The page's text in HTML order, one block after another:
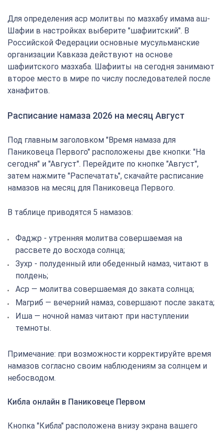
Для определения аср молитвы по мазхабу имама аш-
Шафии в настройках выберите "шафиитский". В
Российской Федерации основные мусульманские
организации Кавказа действуют на основе
шафиитского мазхаба. Шафииты на сегодня занимают
второе место в мире по числу последователей после
ханафитов.
Расписание намаза 2026 на месяц Август
Под главным заголовком "Время намаза для
Паниковеца Первого" расположены две кнопки: "На
сегодня" и "Август". Перейдите по кнопке "Август",
затем нажмите "Распечатать", скачайте расписание
намазов на месяц для Паниковеца Первого.
В таблице приводятся 5 намазов:
Фаджр - утренняя молитва совершаемая на
рассвете до восхода солнца;
Зухр - полуденный или обеденный намаз, читают в
полдень;
Аср — молитва совершаемая до заката солнца;
Магриб — вечерний намаз, совершают после заката;
Иша — ночной намаз читают при наступлении
темноты.
Примечание: при возможности корректируйте время
намазов согласно своим наблюдениям за солнцем и
небосводом.
Кибла онлайн в Паниковеце Первом
Кнопка "Кибла" расположена внизу экрана вашего